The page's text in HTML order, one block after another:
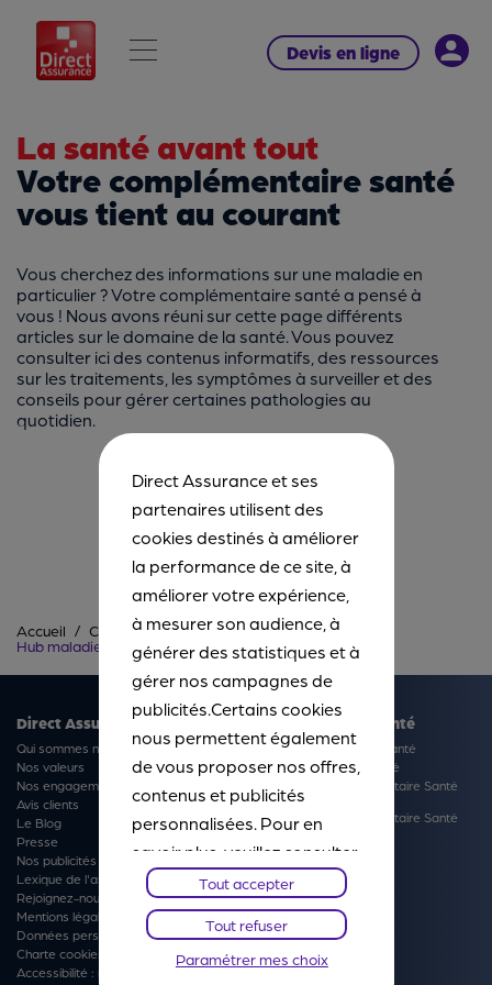
Devis en ligne
La santé avant tout
Votre complémentaire santé
vous tient au courant
Vous cherchez des informations sur une maladie en
particulier ? Votre complémentaire santé a pensé à
vous ! Nous avons réuni sur cette page différents
articles sur le domaine de la santé. Vous pouvez
consulter ici des contenus informatifs, des ressources
sur les traitements, les symptômes à surveiller et des
conseils pour gérer certaines pathologies au
quotidien.
Précédent Suivant
Accueil
Complémentaire santé
Hub maladies conditions médicales
Direct Assurance
Qui sommes nous ?
Nos valeurs
Nos engagements
Avis clients
Le Blog
Presse
Nos publicités
Lexique de l'assurance
Rejoignez-nous
Mentions légales
Données personnelles
Charte cookies
Accessibilité : non-conforme
Complémentaire Santé
Devis Complémentaire Santé
Notice d'information Santé
Fiche produit Complémentaire Santé
responsable
Fiche produit Complémentaire Santé
non responsable
Direct Assurance et ses
partenaires utilisent des
cookies destinés à améliorer
la performance de ce site, à
améliorer votre expérience,
à mesurer son audience, à
générer des statistiques et à
gérer nos campagnes de
publicités.Certains cookies
nous permettent également
de vous proposer nos offres,
contenus et publicités
personnalisées. Pour en
savoir plus, veuillez consulter
notre
Chartes Cookies
. Vous
pourrez à tout moment
paramétrer vos choix et
refuser certains cookies.
Tout accepter
Tout refuser
Paramétrer mes choix